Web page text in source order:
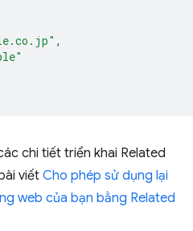
,
chi tiết triển khai Related
viết Cho phép sử dụng lại
web của bạn bằng Related